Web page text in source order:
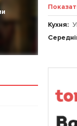
Кухня: